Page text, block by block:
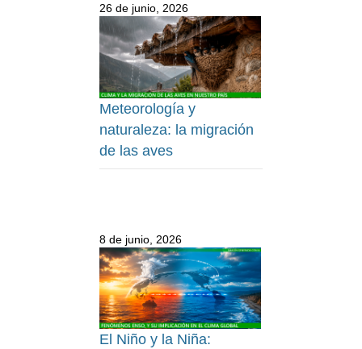
26 de junio, 2026
Meteorología y
naturaleza: la migración
de las aves
8 de junio, 2026
El Niño y la Niña: